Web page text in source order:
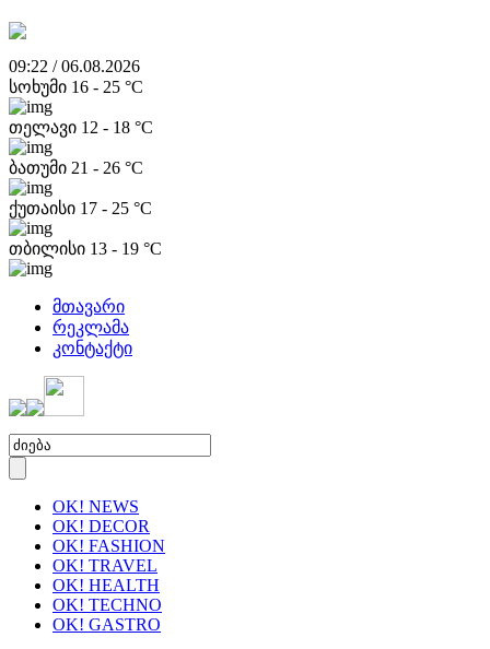
09:22 / 06.08.2026
სოხუმი 16 - 25 °C
თელავი 12 - 18 °C
ბათუმი 21 - 26 °C
ქუთაისი 17 - 25 °C
თბილისი 13 - 19 °C
მთავარი
რეკლამა
კონტაქტი
OK! NEWS
OK! DECOR
OK! FASHION
OK! TRAVEL
OK! HEALTH
OK! TECHNO
OK! GASTRO